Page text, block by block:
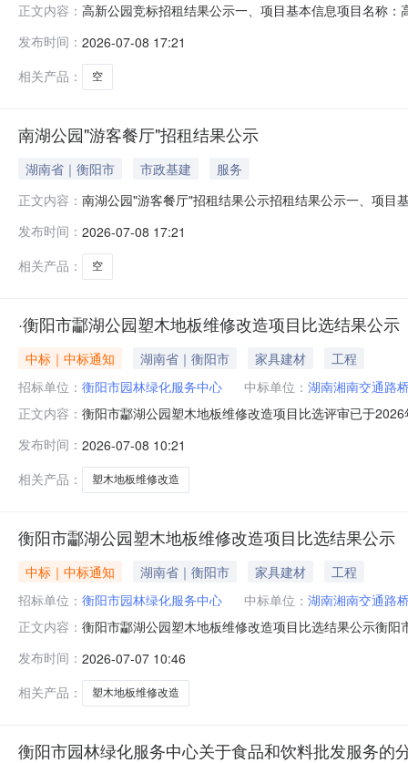
正文内容： 高新公园竞标招租结果公示一、项目基本信息项目名称
停车场72005湖南磐泊停车管理公司60000.002啡凡大咖
发布时间： 2026-07-08 17:21
相关产品：
空
南湖公园"游客餐厅"招租结果公示
湖南省｜衡阳市 市政基建
服务
正文内容： 南湖公园"游客餐厅"招租结果公示招租结果公示一、项目
价格（元）1南湖公园？游客餐厅4836王琪涛116180.00
果有异议，
发布时间： 2026-07-08 17:21
相关产品：
空
·衡阳市酃湖公园塑木地板维修改造项目比选结果公示
中标｜中标通知 湖南省｜衡阳市 家具建材
工程
招标单位： 衡阳市园林绿化服务中心 中标单位： 湖南湘南交通路
正文内容： 衡阳市酃湖公园塑木地板维修改造项目比选评审已于
逾期不予受理。公示期满对中选候选人若无异议，比选
服务中心地址：衡阳市酃湖公园
发布时间： 2026-07-08 10:21
相关产品：
塑木地板维修改造
衡阳市酃湖公园塑木地板维修改造项目比选结果公示
中标｜中标通知 湖南省｜衡阳市 家具建材
工程
招标单位： 衡阳市园林绿化服务中心 中标单位： 湖南湘南交通路
正文内容： 衡阳市酃湖公园塑木地板维修改造项目比选结果公示衡
间如有异议，请按相关规定向比选方书面提出意见，逾
则顺位递补（以此类推）。比选
发布时间： 2026-07-07 10:46
相关产品：
塑木地板维修改造
衡阳市园林绿化服务中心关于食品和饮料批发服务的